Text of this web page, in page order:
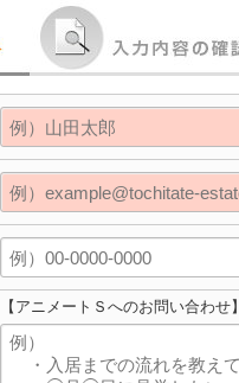
【アニメートＳへのお問い合わせ】